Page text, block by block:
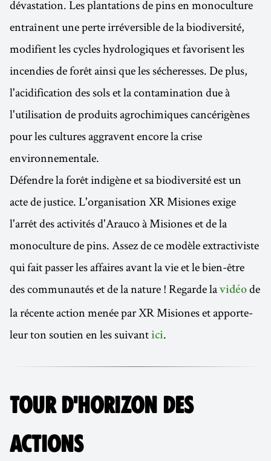
dévastation. Les plantations de pins en monoculture
entraînent une perte irréversible de la biodiversité,
modifient les cycles hydrologiques et favorisent les
incendies de forêt ainsi que les sécheresses. De plus,
l'acidification des sols et la contamination due à
l'utilisation de produits agrochimiques cancérigènes
pour les cultures aggravent encore la crise
environnementale.
Défendre la forêt indigène et sa biodiversité est un
acte de justice. L'organisation XR Misiones exige
l'arrêt des activités d'Arauco à Misiones et de la
monoculture de pins. Assez de ce modèle extractiviste
qui fait passer les affaires avant la vie et le bien-être
des communautés et de la nature ! Regarde la vidéo de
la récente action menée par XR Misiones et apporte-
leur ton soutien en les suivant ici.
TOUR D'HORIZON DES
ACTIONS